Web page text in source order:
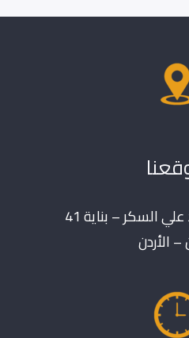
السكر – بناية 41
الأردن